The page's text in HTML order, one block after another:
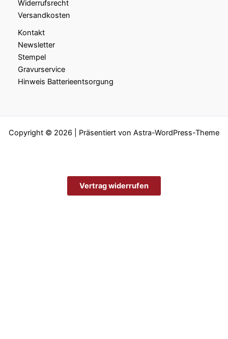
Widerrufsrecht
Versandkosten
Kontakt
Newsletter
Stempel
Gravurservice
Hinweis Batterieentsorgung
Copyright © 2026 | Präsentiert von Astra-WordPress-Theme
Vertrag widerrufen